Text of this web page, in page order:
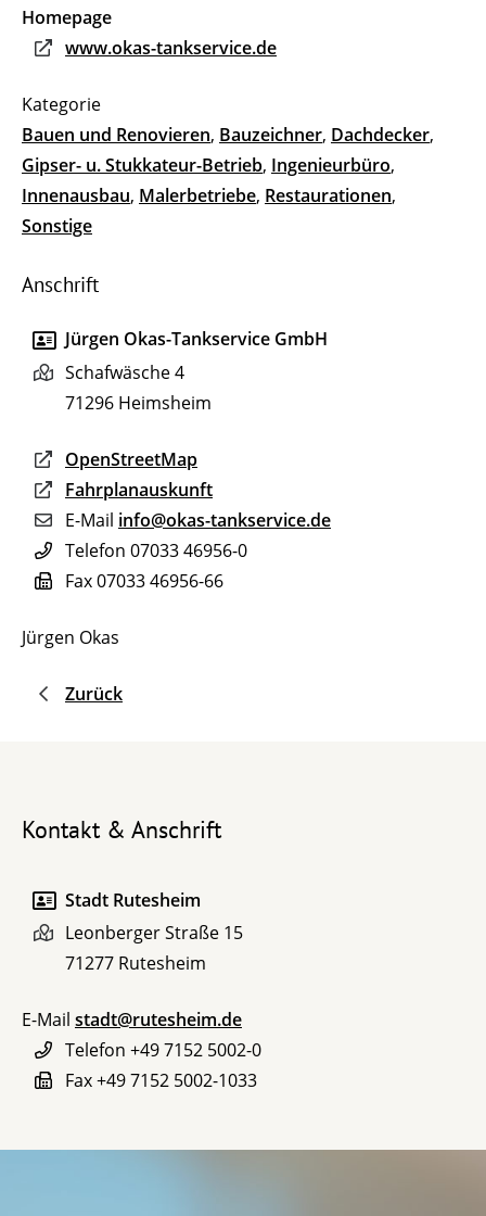
Homepage
www.okas-tankservice.de
Bauen und Renovieren, Bauzeichner, Dachdecker,
Gipser- u. Stukkateur-Betrieb, Ingenieurbüro,
Innenausbau, Malerbetriebe, Restaurationen,
Sonstige
Anschrift
Jürgen Okas-Tankservice GmbH
Schafwäsche 4
71296 Heimsheim
OpenStreetMap
Fahrplanauskunft
E-Mail info@okas-tankservice.de
Telefon 07033 46956-0
Fax07033 46956-66
Jürgen Okas
Zurück
Kontakt & Anschrift
Stadt Rutesheim
Leonberger Straße 15
71277 Rutesheim
E-Mail stadt@rutesheim.de
Telefon +49 7152 5002-0
Fax+49 7152 5002-1033